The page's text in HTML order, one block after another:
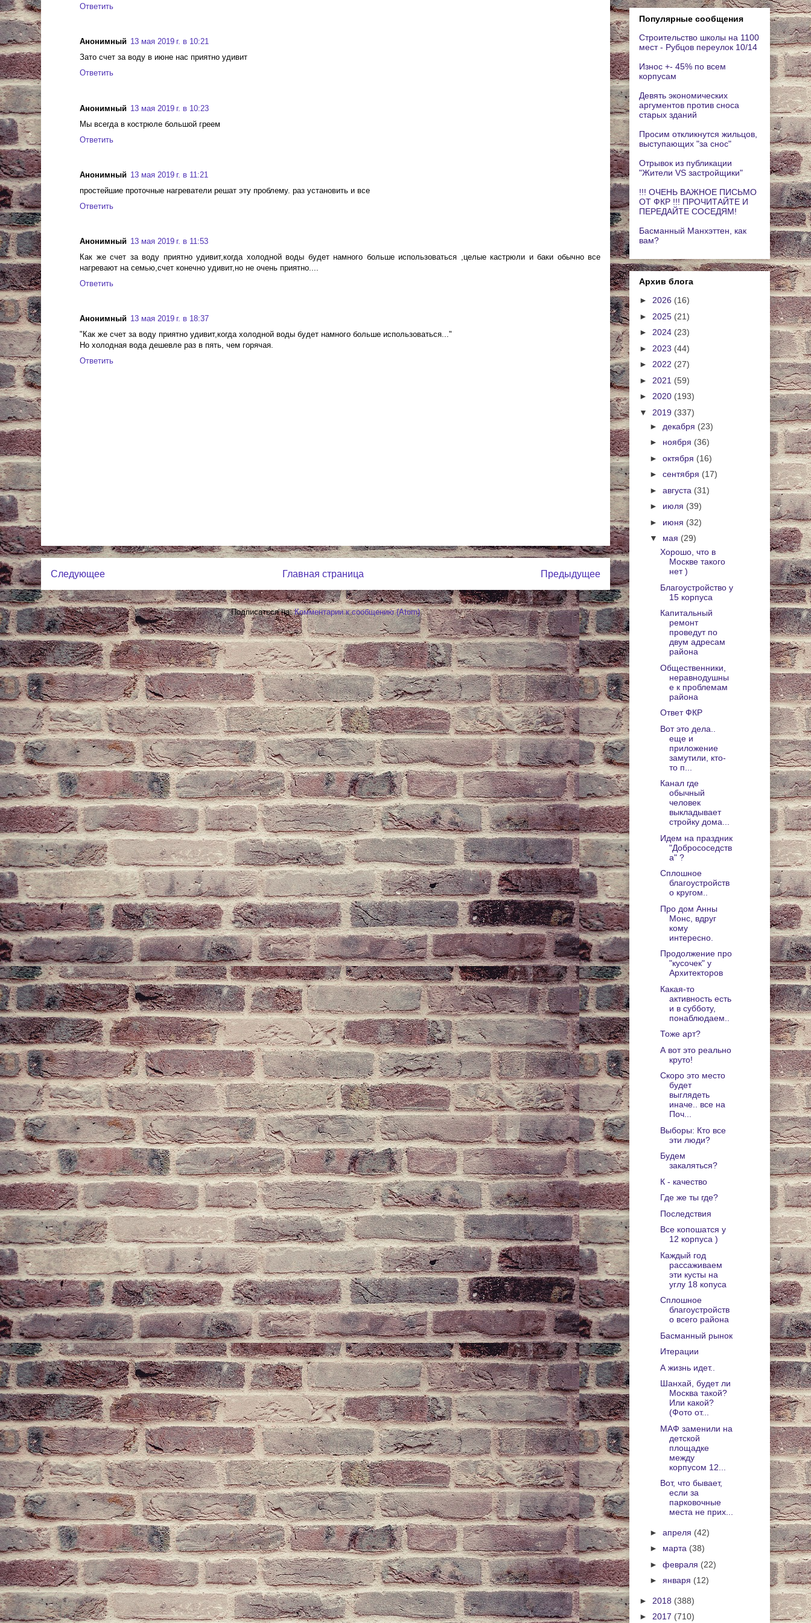
Ответить
Анонимный 13 мая 2019 г. в 10:21
Зато счет за воду в июне нас приятно удивит
Ответить
Анонимный 13 мая 2019 г. в 10:23
Мы всегда в кострюле большой греем
Ответить
Анонимный 13 мая 2019 г. в 11:21
простейшие проточные нагреватели решат эту проблему. раз установить и все
Ответить
Анонимный 13 мая 2019 г. в 11:53
Как же счет за воду приятно удивит,когда холодной воды будет намного больше использоваться ,целые кастрюли и баки обычно все
нагревают на семью,счет конечно удивит,но не очень приятно....
Ответить
Анонимный 13 мая 2019 г. в 18:37
"Как же счет за воду приятно удивит,когда холодной воды будет намного больше использоваться..."
Но холодная вода дешевле раз в пять, чем горячая.
Ответить
Следующее Предыдущее
Главная страница
Подписаться на:Комментарии к сообщению (Atom)
Популярные сообщения
Строительство школы на 1100
мест - Рубцов переулок 10/14
Износ +- 45% по всем
корпусам
Девять экономических
аргументов против сноса
старых зданий
Просим откликнутся жильцов,
выступающих "за снос"
Отрывок из публикации
"Жители VS застройщики"
!!! ОЧЕНЬ ВАЖНОЕ ПИСЬМО
ОТ ФКР !!! ПРОЧИТАЙТЕ И
ПЕРЕДАЙТЕ СОСЕДЯМ!
Басманный Манхэттен, как
вам?
Архив блога
► 2026 (16)
► 2025 (21)
► 2024 (23)
► 2023 (44)
► 2022 (27)
► 2021 (59)
► 2020 (193)
▼ 2019 (337)
► декабря (23)
► ноября (36)
► октября (16)
► сентября (17)
► августа (31)
► июля (39)
► июня (32)
▼ мая (29)
Хорошо, что в
Москве такого
нет )
Благоустройство у
15 корпуса
Капитальный
ремонт
проведут по
двум адресам
района
Общественники,
неравнодушны
е к проблемам
района
Ответ ФКР
Вот это дела..
еще и
приложение
замутили, кто-
то п...
Канал где
обычный
человек
выкладывает
стройку дома...
Идем на праздник
"Добрососедств
а" ?
Сплошное
благоустройств
о кругом..
Про дом Анны
Монс, вдруг
кому
интересно.
Продолжение про
"кусочек" у
Архитекторов
Какая-то
активность есть
и в субботу,
понаблюдаем..
Тоже арт?
А вот это реально
круто!
Скоро это место
будет
выглядеть
иначе.. все на
Поч...
Выборы: Кто все
эти люди?
Будем
закаляться?
К - качество
Где же ты где?
Последствия
Все копошатся у
12 корпуса )
Каждый год
рассаживаем
эти кусты на
углу 18 копуса
Сплошное
благоустройств
о всего района
Басманный рынок
Итерации
А жизнь идет..
Шанхай, будет ли
Москва такой?
Или какой?
(Фото от...
МАФ заменили на
детской
площадке
между
корпусом 12...
Вот, что бывает,
если за
парковочные
места не прих...
► апреля (42)
► марта (38)
► февраля (22)
► января (12)
► 2018 (388)
► 2017 (710)